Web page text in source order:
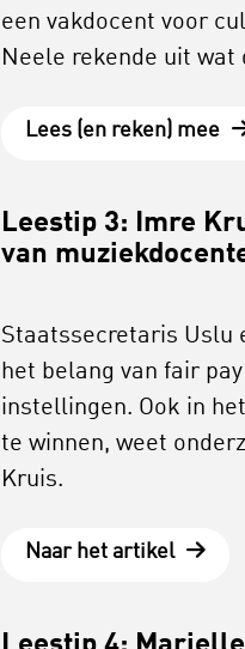
een vakdocent voor
Neele rekende uit wat
Lees (en reken) mee
Leestip 3: Imre
van
Staatssecretaris Uslu
het belang van fair
instellingen. Ook in
te winnen, weet
Kruis.
Naar het artikel